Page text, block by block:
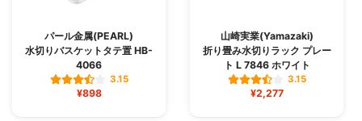
パール金属(PEARL)
水切りバスケットタテ置 HB-
4066
3.15
¥898
山崎実業(Yamazaki)
折り畳み水切りラック プレー
ト L 7846 ホワイト
3.15
¥2,277